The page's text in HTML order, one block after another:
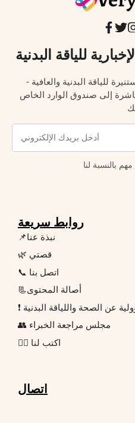
للياقة البدنية
للياقة البدنية والعافية -
إلى صندوق الوارد الخاص
مهم بالنسبة لنا
روابط سريعة
📌نبذة عنا
🌿 قصتي
📞 اتصل بنا
📃أصالة المحتوى
عن الصحة واللياقة البدنية
👥 مجلس مراجعة الخبراء
✍🏻 اكتب لنا
اتصال